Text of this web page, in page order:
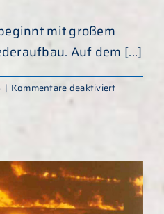
mit großem
Auf dem [...]
| Kommentare deaktiviertfür
–
Aufbau
des